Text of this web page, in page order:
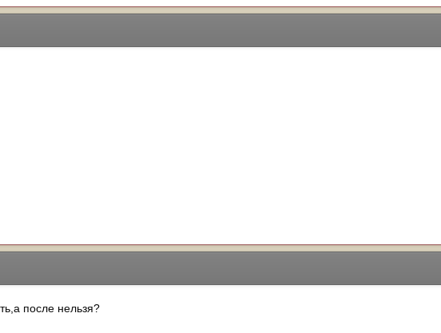
после нельзя?